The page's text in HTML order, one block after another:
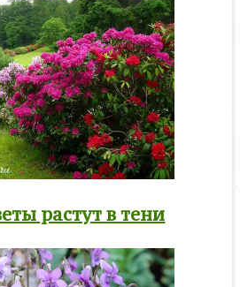
растут в тени